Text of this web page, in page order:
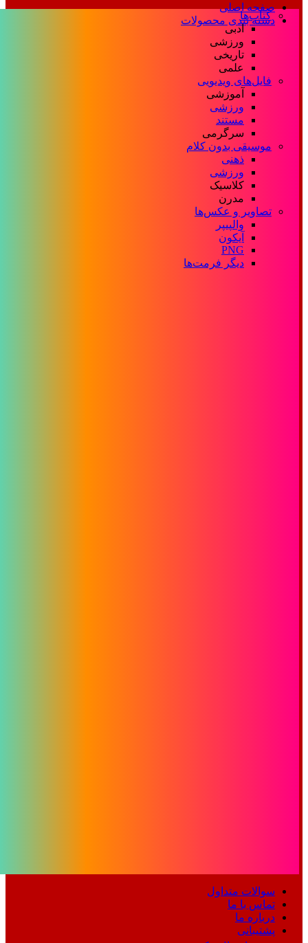
صفحه اصلی
دسته بندی محصولات
کتاب‌ها
ادبی
ورزشی
تاریخی
علمی
فایل‌های ویدیویی
آموزشی
ورزشی
مستند
سرگرمی
موسیقی بدون کلام
ذهنی
ورزشی
کلاسیک
مدرن
تصاویر و عکس‌ها
والپیپر
آیکون
PNG
دیگر فرمت‌ها
سوالات متداول
تماس با ما
درباره ما
پشتیبانی